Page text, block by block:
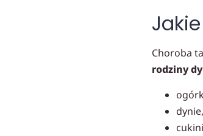
Choroba
rodziny
dynie,